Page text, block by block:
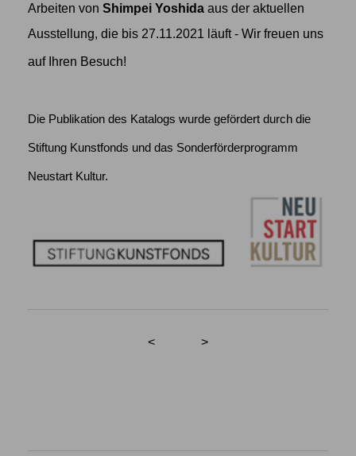
Arbeiten von Shimpei Yoshida aus der aktuellen
Ausstellung, die bis 27.11.2021 läuft - Wir freuen uns
auf Ihren Besuch!
Die Publikation des Katalogs wurde gefördert durch die
Stiftung Kunstfonds und das Sonderförderprogramm
Neustart Kultur.
< >